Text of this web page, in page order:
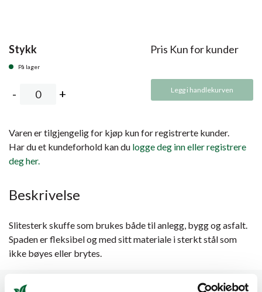
Stykk
På lager
Pris Kun for kunder
Legg i handlekurven
Varen er tilgjengelig for kjøp kun for registrerte kunder.
Har du et kundeforhold kan du logge deg inn eller registrere
deg her.
Beskrivelse
Slitesterk skuffe som brukes både til anlegg, bygg og asfalt.
Spaden er fleksibel og med sitt materiale i sterkt stål som
ikke bøyes eller brytes.
Spesifikasjoner